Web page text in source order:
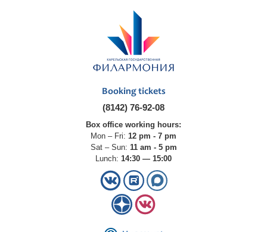
Booking tickets
(8142) 76-92-08
Box office working hours:
Mon – Fri: 12 pm - 7 pm
Sat – Sun: 11 am - 5 pm
Lunch: 14:30 — 15:00